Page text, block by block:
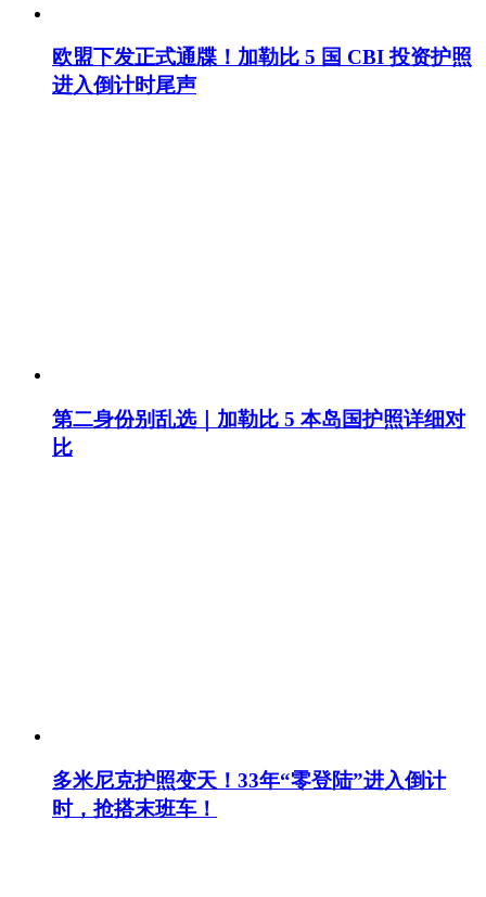
欧盟下发正式通牒！加勒比 5 国 CBI 投资护照
进入倒计时尾声
第二身份别乱选｜加勒比 5 本岛国护照详细对
比
多米尼克护照变天！33年“零登陆”进入倒计
时，抢搭末班车！